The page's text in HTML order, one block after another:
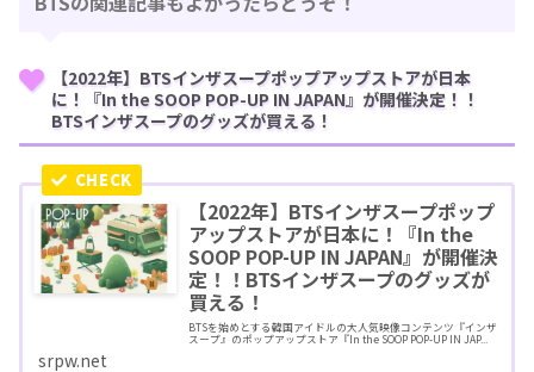
【2022年】BTSインザスープポップアップストアが日本
に！『In the SOOP POP-UP IN JAPAN』が開催決定！！
BTSインザスープのグッズが買える！
【2022年】BTSインザスープポップ
アップストアが日本に！『In the
SOOP POP-UP IN JAPAN』が開催決
定！！BTSインザスープのグッズが
買える！
BTSを始めとする韓国アイドルの大人気映像コンテンツ『インザ
スープ』のポップアップストア『In the SOOP POP-UP IN JAP...
srpw.net